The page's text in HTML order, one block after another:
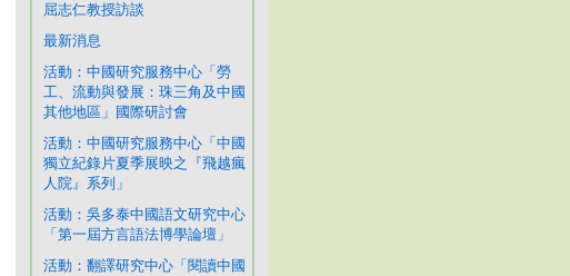
屈志仁教授訪談
最新消息
活動：中國研究服務中心「勞
工、流動與發展：珠三角及中國
其他地區」國際研討會
活動：中國研究服務中心「中國
獨立紀錄片夏季展映之『飛越瘋
人院』系列」
活動：吳多泰中國語文研究中心
「第一屆方言語法博學論壇」
活動：翻譯研究中心「閱讀中國